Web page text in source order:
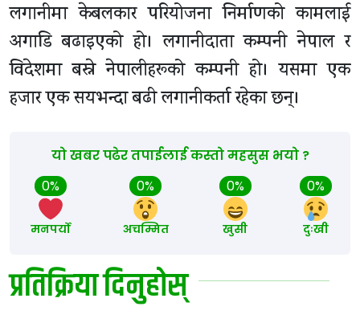
लगानीमा केबलकार परियोजना निर्माणको कामलाई
अगाडि बढाइएको हो। लगानीदाता कम्पनी नेपाल र
विदेशमा बस्ने नेपालीहरूको कम्पनी हो। यसमा एक
हजार एक सयभन्दा बढी लगानीकर्ता रहेका छन्।
यो खबर पढेर तपाईलाई कस्तो महसुस भयो ?
0%
मनपर्यो
0%
अचम्मित
0%
खुसी
0%
दुःखी
प्रतिक्रिया दिनुहोस्